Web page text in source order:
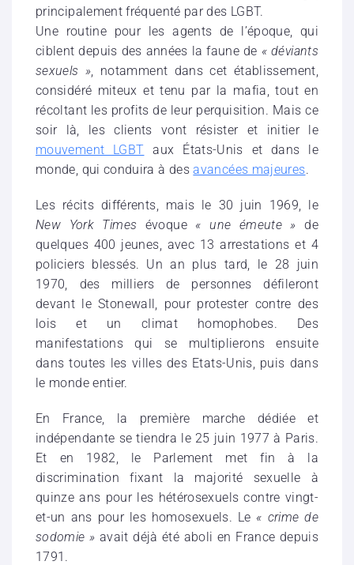
principalement fréquenté par des LGBT.
Une routine pour les agents de l’époque, qui
ciblent depuis des années la faune de « déviants
sexuels », notamment dans cet établissement,
considéré miteux et tenu par la mafia, tout en
récoltant les profits de leur perquisition. Mais ce
soir là, les clients vont résister et initier le
mouvement LGBT aux États-Unis et dans le
monde, qui conduira à desavancées majeures.
Les récits différents, mais le 30 juin 1969, le
New York Times évoque « une émeute » de
quelques 400 jeunes, avec 13 arrestations et 4
policiers blessés. Un an plus tard, le 28 juin
1970, des milliers de personnes défileront
devant le Stonewall, pour protester contre des
lois et un climat homophobes. Des
manifestations qui se multiplierons ensuite
dans toutes les villes des Etats-Unis, puis dans
le monde entier.
En France, la première marche dédiée et
indépendante se tiendra le 25 juin 1977 à Paris.
Et en 1982, le Parlement met fin à la
discrimination fixant la majorité sexuelle à
quinze ans pour les hétérosexuels contre vingt-
et-un ans pour les homosexuels. Le « crime de
sodomie » avait déjà été aboli en France depuis
1791.